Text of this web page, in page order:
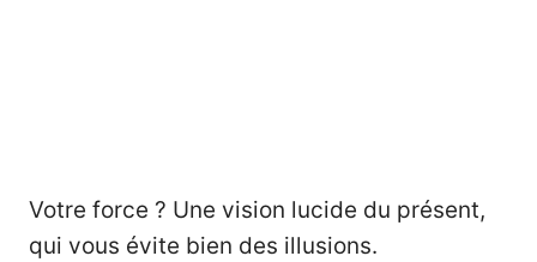
Votre force ? Une vision lucide du présent,
qui vous évite bien des illusions.